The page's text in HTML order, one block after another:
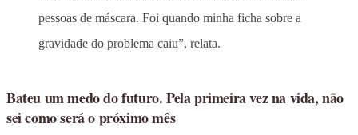
pessoas de máscara. Foi quando minha ficha sobre a
gravidade do problema caiu”, relata.
Bateu um medo do futuro. Pela primeira vez na vida, não
sei como será o próximo mês